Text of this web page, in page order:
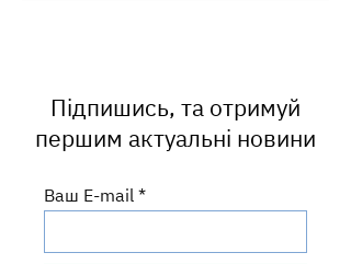
Підпишись, та отримуй
першим актуальні новини
Ваш E-mail